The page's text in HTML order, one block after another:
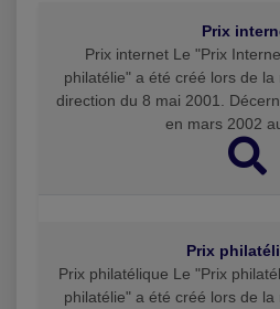
Prix
Prix internet Le "Prix
philatélie" a été créé lors de
direction du 8 mai 2001.
en mars 2002
Prix
Prix philatélique Le "Prix
philatélie" a été créé lors de